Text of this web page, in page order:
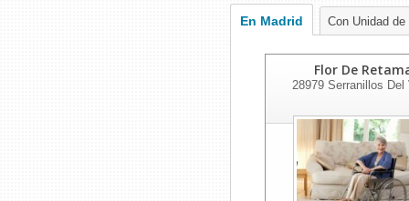
En Madrid Con Unidad
Flor De
28979 Serranillos Del